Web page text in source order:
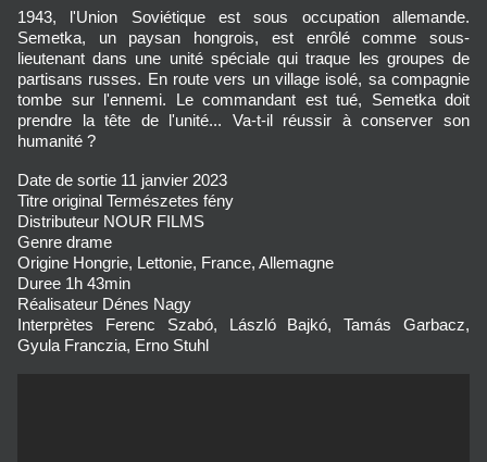
1943, l'Union Soviétique est sous occupation allemande.
Semetka, un paysan hongrois, est enrôlé comme sous-
lieutenant dans une unité spéciale qui traque les groupes de
partisans russes. En route vers un village isolé, sa compagnie
tombe sur l'ennemi. Le commandant est tué, Semetka doit
prendre la tête de l'unité... Va-t-il réussir à conserver son
humanité ?
Date de sortie 11 janvier 2023
Titre original Természetes fény
Distributeur NOUR FILMS
Genre drame
Origine Hongrie, Lettonie, France, Allemagne
Duree 1h 43min
Réalisateur Dénes Nagy
Interprètes
Ferenc Szabó, László Bajkó, Tamás Garbacz,
Gyula Franczia, Erno Stuhl